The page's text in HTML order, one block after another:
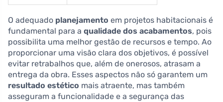
O adequado planejamento em projetos habitacionais é
fundamental para a qualidade dos acabamentos, pois
possibilita uma melhor gestão de recursos e tempo. Ao
proporcionar uma visão clara dos objetivos, é possível
evitar retrabalhos que, além de onerosos, atrasam a
entrega da obra. Esses aspectos não só garantem um
resultado estético mais atraente, mas também
asseguram a funcionalidade e a segurança das